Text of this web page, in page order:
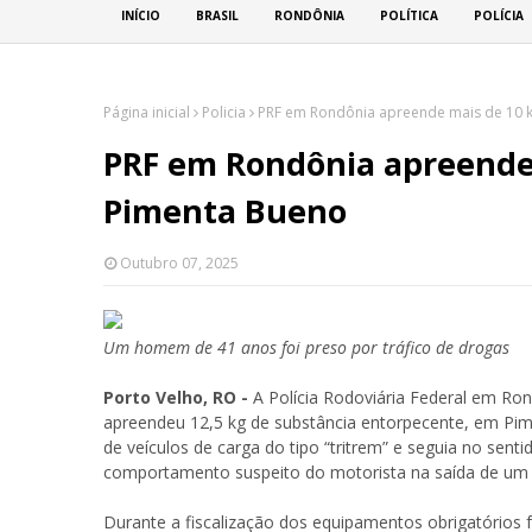
INÍCIO BRASIL RONDÔNIA POLÍTICA POLÍCIA
Página inicial Policia PRF em Rondônia apreende mais de
PRF em Rondônia
Pimenta Bueno
Outubro 07, 2025
Um homem de 41 anos foi preso por tráfico de drogas
Porto Velho, RO - A Polícia Rodoviária Federal em
apreendeu 12,5 kg de substância entorpecente, em
de veículos de carga do tipo “tritrem” e seguia no
comportamento suspeito do motorista na saída de
Durante a fiscalização dos equipamentos